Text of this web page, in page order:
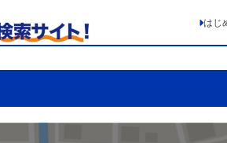
はじ